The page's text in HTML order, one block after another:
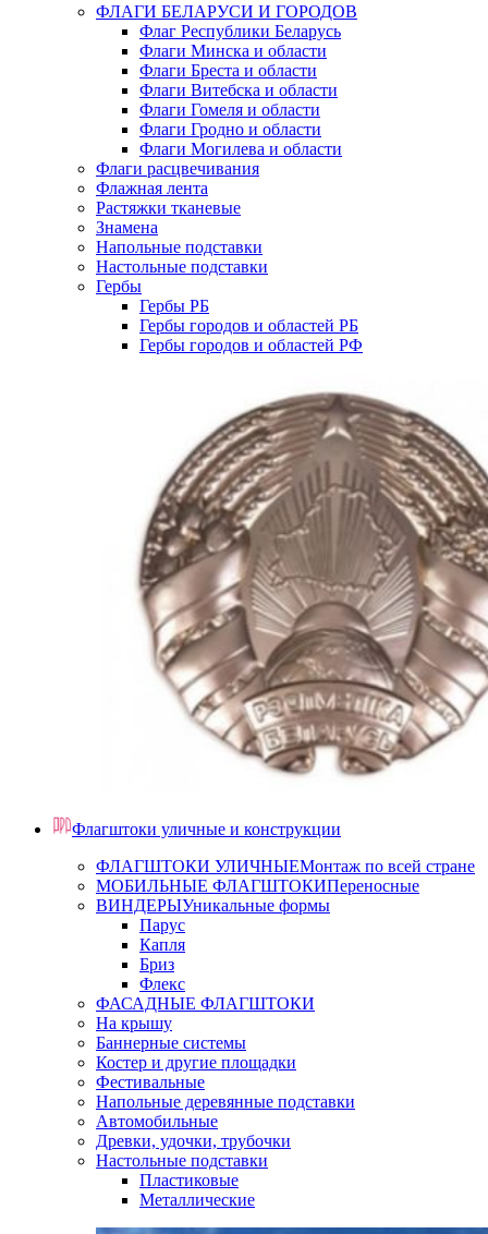
ФЛАГИ БЕЛАРУСИ И ГОРОДОВ
Флаг Республики Беларусь
Флаги Минска и области
Флаги Бреста и области
Флаги Витебска и области
Флаги Гомеля и области
Флаги Гродно и области
Флаги Могилева и области
Флаги расцвечивания
Флажная лента
Растяжки тканевые
Знамена
Напольные подставки
Настольные подставки
Гербы
Гербы РБ
Гербы городов и областей РБ
Гербы городов и областей РФ
Флагштоки уличные и конструкции
ФЛАГШТОКИ УЛИЧНЫЕМонтаж по всей стране
МОБИЛЬНЫЕ ФЛАГШТОКИПереносные
ВИНДЕРЫУникальные формы
Парус
Капля
Бриз
Флекс
ФАСАДНЫЕ ФЛАГШТОКИ
На крышу
Баннерные системы
Костер и другие площадки
Фестивальные
Напольные деревянные подставки
Автомобильные
Древки, удочки, трубочки
Настольные подставки
Пластиковые
Металлические